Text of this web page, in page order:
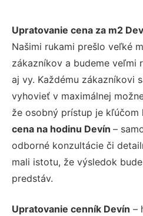
Upratovanie cena za m2
Našimi rukami prešlo veľké
zákazníkov a budeme veľmi
aj vy. Každému zákazníkovi
vyhovieť v maximálnej
že osobný prístup je kľúčom
cena na hodinu Devín –
odborné konzultácie či
mali istotu, že výsledok
predstáv.
Upratovanie cenník Devín –